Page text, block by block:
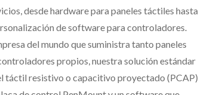
desde hardware para paneles táctiles hasta
de software para controladores.
del mundo que suministra tanto paneles
propios, nuestra solución estándar
táctil resistivo o capacitivo proyectado (PCAP)